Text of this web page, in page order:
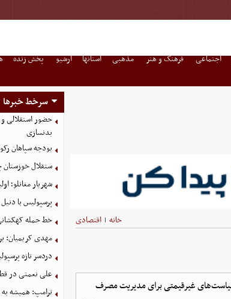
اجتماعی فرهنگ و هنر مذهبی استانها آرشیو پخش زنده
خانه | اقتصادی
غیرقیمتی برای مدیریت مصرف
سرخط خبرها
حضور استقلالی
بدنسازی
بودجه سپاهان رکورد زد؛
ستقلال
شهریار مغانلو؛
پرسپولیس با
خط حمله کهکشانی
مهدی کریمیان:
دردسر تازه
علی نعمتی در
ترامپ: همیشه به